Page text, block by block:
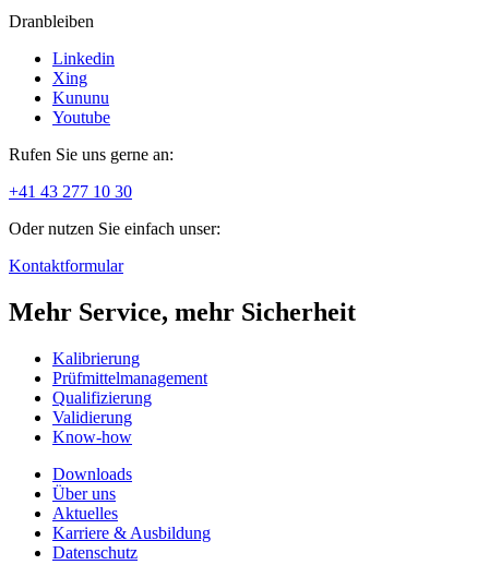
Dranbleiben
Linkedin
Xing
Kununu
Youtube
Rufen Sie uns gerne an:
+41 43 277 10 30
Oder nutzen Sie einfach unser:
Kontaktformular
Mehr Service, mehr Sicherheit
Kalibrierung
Prüfmittelmanagement
Qualifizierung
Validierung
Know-how
Downloads
Über uns
Aktuelles
Karriere & Ausbildung
Datenschutz